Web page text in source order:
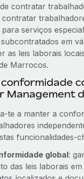
contratar
contratar
serviços
em
as leis laborais
Marrocos.
Management
te a manter a
funcionalidades-
global:
das leis laborais